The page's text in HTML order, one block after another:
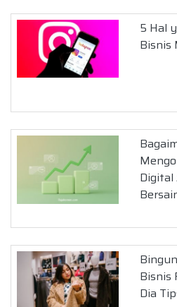
5 Hal
Bisnis
Digital
Bisnis
Dia